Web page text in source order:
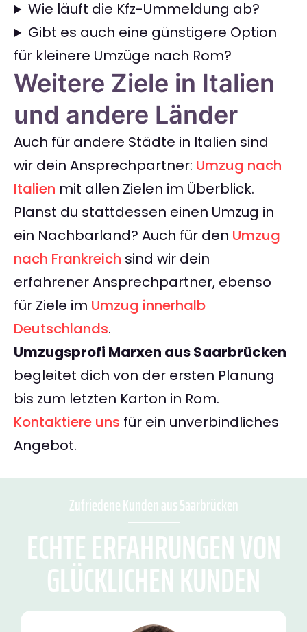
Wie läuft die Kfz-Ummeldung ab?
Gibt es auch eine günstigere Option
für kleinere Umzüge nach Rom?
Weitere Ziele in Italien
und andere Länder
Auch für andere Städte in Italien sind
wir dein Ansprechpartner: Umzug nach
Italien mit allen Zielen im Überblick.
Planst du stattdessen einen Umzug in
ein Nachbarland? Auch für den Umzug
nach Frankreich sind wir dein
erfahrener Ansprechpartner, ebenso
für Ziele im Umzug innerhalb
Deutschlands.
Umzugsprofi Marxen aus Saarbrücken
begleitet dich von der ersten Planung
bis zum letzten Karton in Rom.
Kontaktiere uns für ein unverbindliches
Angebot.
Zufriedene Kunden aus Saarbrücken
ECHTE ERFAHRUNGEN VON
GLÜCKLICHEN KUNDEN